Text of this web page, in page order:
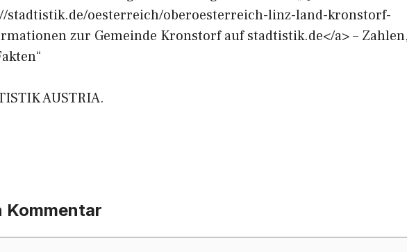
stadtistik.de/oesterreich/oberoesterreich-linz-land-kronstorf-
zur Gemeinde Kronstorf auf stadtistik.de</a> – Zahlen,
AUSTRIA.
Kommentar